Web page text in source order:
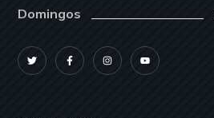
Domingos